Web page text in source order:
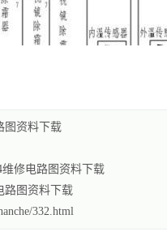
图资料下载
维修电路图资料下载
路图资料下载
332.html